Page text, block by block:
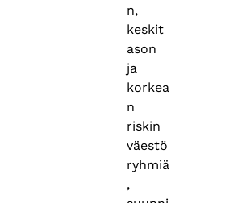
n,
keskit
ason
ja
korkea
n
riskin
väestö
ryhmiä
,